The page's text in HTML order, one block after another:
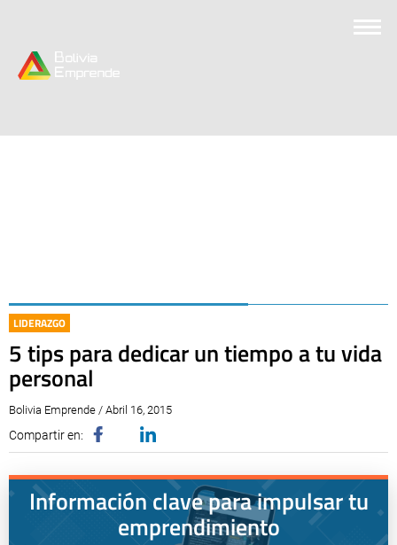
LIDERAZGO
5 tips para dedicar un tiempo a tu vida
personal
Bolivia Emprende / Abril 16, 2015
Compartir en:
Información clave para impulsar tu
emprendimiento